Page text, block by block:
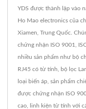
YDS được thành lập vào
Ho Mao electronics của
Xiamen, Trung Quốc.
chứng nhận ISO 9001,
nhiều sản phẩm như bộ
RJ45 có từ tính, bộ lọc
loại biến áp, sản phẩm
được chứng nhận ISO
cao, linh kiện từ tính với